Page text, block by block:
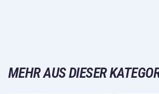
MEHR AUS DIESER